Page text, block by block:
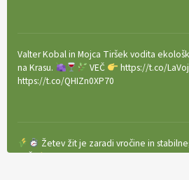
Valter Kobal in Mojca Tiršek vodita
na Krasu.
VEČ
https://t.co/
https://t.co/QHIZn0XP70
Žetev žit je zaradi vročine in
VEČ
https://t.co/bBWaIz6Hhh https://